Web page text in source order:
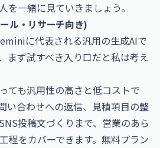
を一緒に見ていきましょう。
ル・リサーチ向き)
に代表される汎用の生成AIで
まず試すべき入り口だと私は考え
ても汎用性の高さと低コストで
い合わせへの返信、見積項目の整
投稿文づくりまで、営業のあら
程をカバーできます。無料プラン